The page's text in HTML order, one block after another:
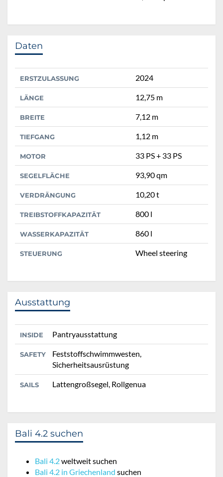
Daten
ERSTZULASSUNG 2024
LÄNGE 12,75 m
BREITE 7,12 m
TIEFGANG 1,12 m
MOTOR 33 PS + 33 PS
SEGELFLÄCHE 93,90 qm
VERDRÄNGUNG 10,20 t
TREIBSTOFFKAPAZITÄT 800 l
WASSERKAPAZITÄT 860 l
STEUERUNG Wheel steering
Ausstattung
INSIDE Pantryausstattung
SAFETY
Feststoffschwimmwesten,
Sicherheitsausrüstung
SAILS Lattengroßsegel, Rollgenua
Bali 4.2 suchen
Bali 4.2weltweit suchen
Bali 4.2 in Griechenland suchen